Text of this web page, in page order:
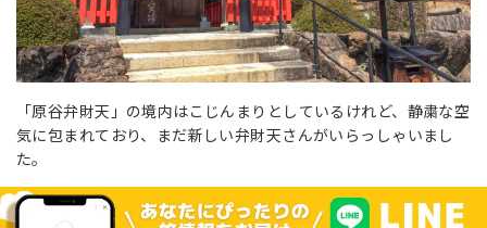
「原谷弁財天」の境内はこじんまりとしているけれど、静粛な空
気に包まれており、まだ新しい弁財天さんがいらっしゃいまし
た。